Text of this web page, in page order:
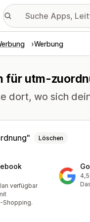
Werbung
für utm-
dort, wo sich
Löschen
verfügbar
Shopping.
4,5